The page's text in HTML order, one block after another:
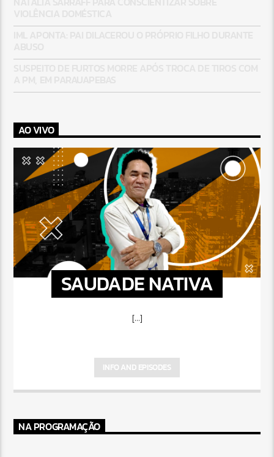
AO VIVO
SAUDADE NATIVA
[...]
INFO AND EPISODES
NA PROGRAMAÇÃO